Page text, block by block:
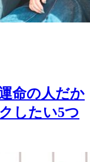
命の人だか
したい5つ